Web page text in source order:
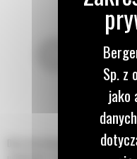
Duża siła odspajania i płynny
Sp. z
jako